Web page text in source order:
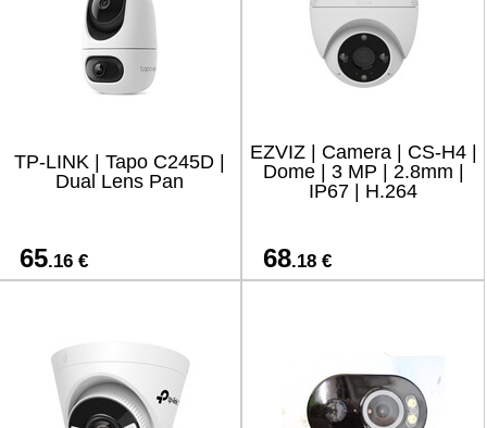
TP-LINK | Tapo C245D |
Dual Lens Pan
65.16 €
EZVIZ | Camera | CS-H4 |
Dome | 3 MP | 2.8mm |
IP67 | H.264
68.18 €